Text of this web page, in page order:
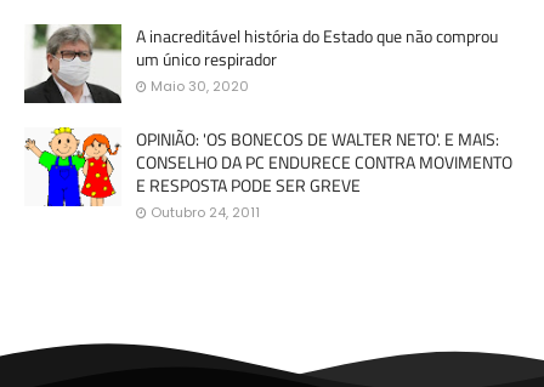
A inacreditável história do Estado que não comprou
um único respirador
Maio 30, 2020
OPINIÃO: 'OS BONECOS DE WALTER NETO'. E MAIS:
CONSELHO DA PC ENDURECE CONTRA MOVIMENTO
E RESPOSTA PODE SER GREVE
Outubro 24, 2011